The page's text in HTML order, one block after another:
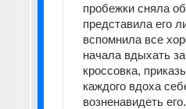
пробежки сняла
представила его
вспомнила все
начала вдыхать
кроссовка,
каждого вдоха
возненавидеть